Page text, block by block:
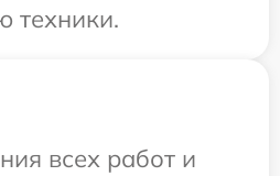
техники.
всех работ и